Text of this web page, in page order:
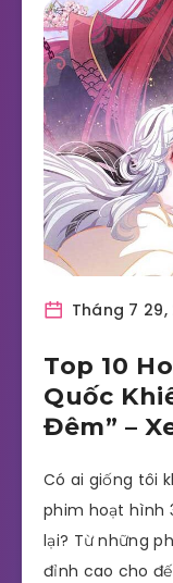
Tháng 7 29,
Top 10
Quốc
Đêm” –
Có ai giống tôi
phim hoạt hình
lại? Từ những
đỉnh cao cho